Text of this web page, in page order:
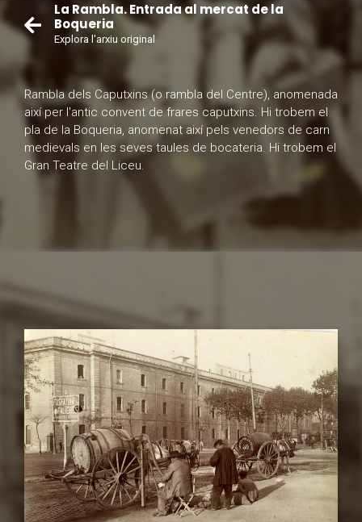
La Rambla. Entrada al mercat de la
Boqueria
Explora l'arxiu original
Rambla dels Caputxins (o rambla del Centre), anomenada
així per l'antic convent de frares caputxins. Hi trobem el
pla de la Boqueria, anomenat així pels venedors de carn
medievals en les seves taules de bocateria. Hi trobem el
Gran Teatre del Liceu.